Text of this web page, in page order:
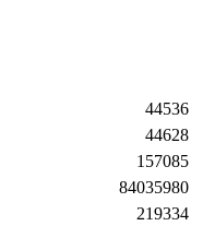
44536
44628
157085
84035980
219334